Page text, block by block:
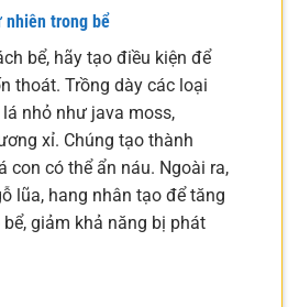
trong bể
bể, hãy tạo điều kiện để
thoát. Trồng dày các loại
nhỏ như java moss,
xỉ. Chúng tạo thành
con có thể ẩn náu. Ngoài ra,
lũa, hang nhân tạo để tăng
giảm khả năng bị phát